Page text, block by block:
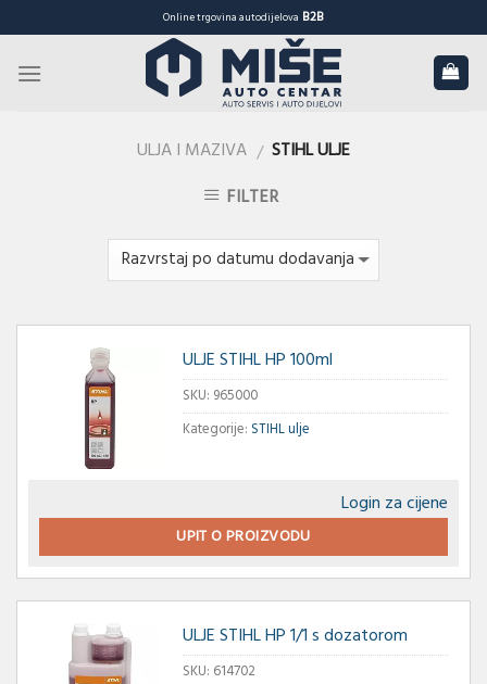
to
content
Online trgovina autodijelova B2B
ULJA I MAZIVA / STIHL ULJE
FILTER
ULJE STIHL HP 100ml
SKU: 965000
Kategorije: STIHL ulje
Login za cijene
UPIT O PROIZVODU
ULJE STIHL HP 1/1 s dozatorom
SKU: 614702